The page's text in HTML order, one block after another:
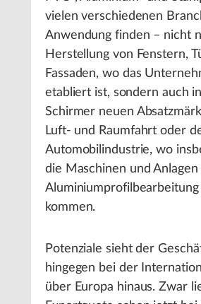
vielen verschiedenen
Anwendung finden – nicht
Herstellung von Fenstern,
Fassaden, wo das
etabliert ist, sondern auch
Schirmer neuen
Luft- und Raumfahrt oder
Automobilindustrie, wo
die Maschinen und
Aluminiumprofilbearbeitung
kommen.
Potenziale sieht der
hingegen bei der
über Europa hinaus. Zwar